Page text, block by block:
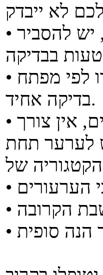
• לאחר שאתם מקלידים את התשובה עבור הסעיף, יש להסביר
• נא לא לערער על כמות הנקודות שירדו. הנקודות הורדו לפי מפתח
בדיקה אחיד.
• במידה והנכם מערערים על שגיאה בסכימת ציונים, אין צורך
לערער תחת